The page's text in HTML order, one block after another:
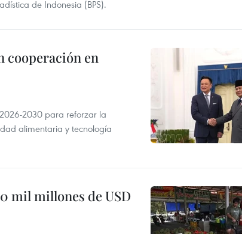
de Indonesia (BPS).
cooperación en
2030 para reforzar la
alimentaria y tecnología
mil millones de USD